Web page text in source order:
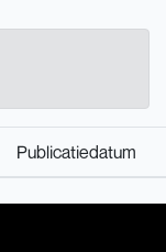
Publicatiedatum